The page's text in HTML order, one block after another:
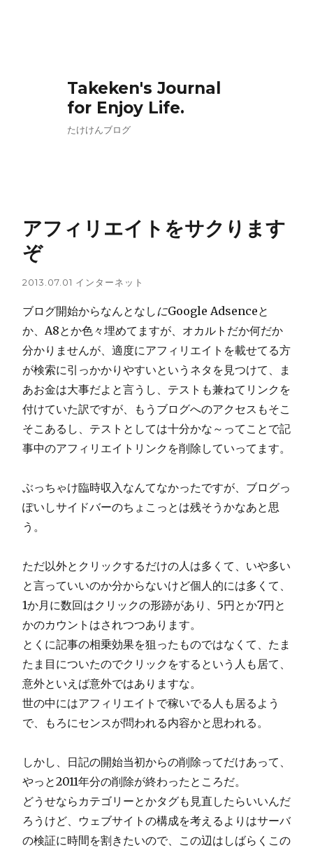
Takeken's Journal
for Enjoy Life.
たけけんブログ
アフィリエイトをサクります
ぞ
2013.07.01 インターネット
ブログ開始からなんとなし にGoogle Adsenceと
か、A8とか色々埋めてますが、オカルトだか何だか
分かりませんが、適度にアフィリエイトを載せてる方
が検索に引っかかりやすいというネタを見つけて、ま
あお金は大事だよと言うし、テストも兼ねてリンクを
付けていた訳ですが、もうブログへのアクセスもそこ
そこあるし、テストとしては十分かな～ってことで記
事中のアフィリエイトリンクを削除していってます。
ぶっちゃけ臨時収入なんてなかったですが、ブログっ
ぽいしサイドバーのちょこっとは残そうかなあと思
う。
ただ以外とクリックするだけの人は多くて、いや多い
と言っていいのか分からないけど個人的には多くて、
1か月に数回はクリックの形跡があり、5円とか7円と
かのカウントはされつつあります。
とくに記事の相乗効果を狙ったものではなくて、たま
たま目についたのでクリックをするという人も居て、
意外といえば意外ではありますな。
世の中にはアフィリエイトで稼いでる人も居るよう
で、もろにセンスが問われる内容かと思われる。
しかし、日記の開始当初からの削除ってだけあって、
やっと2011年分の削除が終わったところだ。
どうせならカテゴリーとかタグも見直したらいいんだ
ろうけど、ウェブサイトの構成を考えるよりはサーバ
の検証に時間を割きたいので、この辺はしばらくこの